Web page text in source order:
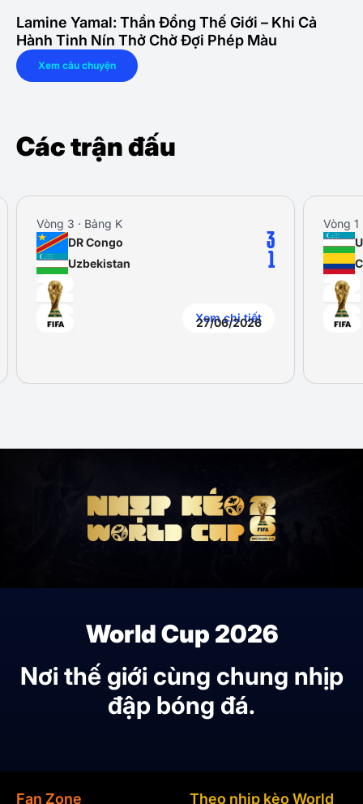
Lamine Yamal: Thần Đồng Thế Giới – Khi Cả
Hành Tinh Nín Thở Chờ Đợi Phép Màu
Xem câu chuyện
Các trận đấu
Vòng 3 · Bảng K
27/06/2026
DR Congo
Uzbekistan
3
1
Xem chi tiết
Vòng 1
World Cup 2026
Nơi thế giới cùng chung nhịp
đập bóng đá.
Fan Zone Theo nhịp kèo World